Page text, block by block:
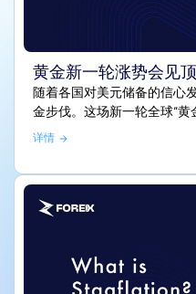
黄金新一轮涨势会见
随着各国对美元储备的信心
金步伐。这场新一轮全球“黄
详情